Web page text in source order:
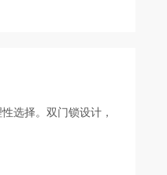
选择。双门锁设计，